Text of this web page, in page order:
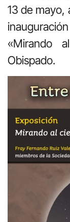
13 de mayo,
«Mirando
Obispado.